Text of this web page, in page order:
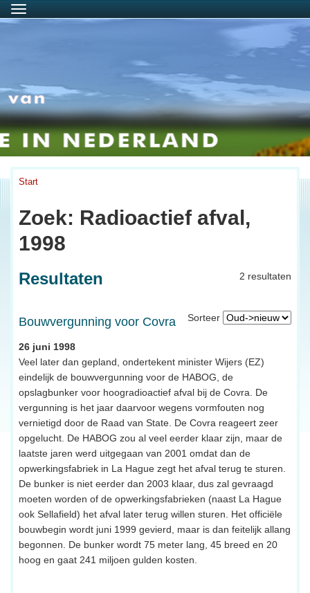
Menu
Start
Zoek: Radioactief afval,
1998
2 resultaten
Resultaten
Sorteer
Bouwvergunning voor Covra
26 juni 1998
Veel later dan gepland, ondertekent minister Wijers (EZ)
eindelijk de bouwvergunning voor de HABOG, de
opslagbunker voor hoogradioactief afval bij de Covra. De
vergunning is het jaar daarvoor wegens vormfouten nog
vernietigd door de Raad van State. De Covra reageert zeer
opgelucht. De HABOG zou al veel eerder klaar zijn, maar de
laatste jaren werd uitgegaan van 2001 omdat dan de
opwerkingsfabriek in La Hague zegt het afval terug te sturen.
De bunker is niet eerder dan 2003 klaar, dus zal gevraagd
moeten worden of de opwerkingsfabrieken (naast La Hague
ook Sellafield) het afval later terug willen sturen. Het officiële
bouwbegin wordt juni 1999 gevierd, maar is dan feitelijk allang
begonnen. De bunker wordt 75 meter lang, 45 breed en 20
hoog en gaat 241 miljoen gulden kosten.